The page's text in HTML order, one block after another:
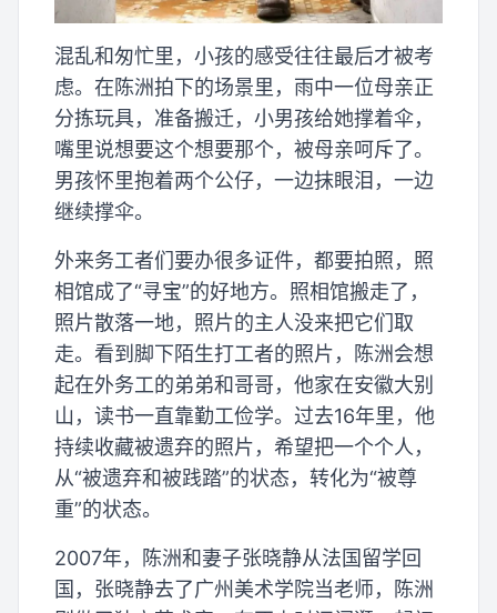
混乱和匆忙里，小孩的感受往往最后才被考
虑。在陈洲拍下的场景里，雨中一位母亲正
分拣玩具，准备搬迁，小男孩给她撑着伞，
嘴里说想要这个想要那个，被母亲呵斥了。
男孩怀里抱着两个公仔，一边抹眼泪，一边
继续撑伞。
外来务工者们要办很多证件，都要拍照，照
相馆成了“寻宝”的好地方。照相馆搬走了，
照片散落一地，照片的主人没来把它们取
走。看到脚下陌生打工者的照片，陈洲会想
起在外务工的弟弟和哥哥，他家在安徽大别
山，读书一直靠勤工俭学。过去16年里，他
持续收藏被遗弃的照片，希望把一个个人，
从“被遗弃和被践踏”的状态，转化为“被尊
重”的状态。
2007年，陈洲和妻子张晓静从法国留学回
国，张晓静去了广州美术学院当老师，陈洲